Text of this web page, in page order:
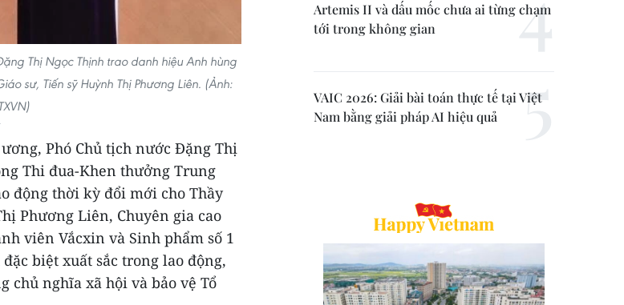
Thị Ngọc Thịnh trao danh hiệu Anh hùng
sư, Tiến sỹ Huỳnh Thị Phương Liên. (Ảnh:
Phó Chủ tịch nước Đặng Thị
Thi đua-Khen thưởng Trung
động thời kỳ đổi mới cho Thầy
Phương Liên, Chuyên gia cao
viên Vắcxin và Sinh phẩm số 1
biệt xuất sắc trong lao động,
chủ nghĩa xã hội và bảo vệ Tổ
Artemis II và dấu mốc chưa ai từng chạm
tới trong không gian
VAIC 2026: Giải bài toán thực tế tại Việt
Nam bằng giải pháp AI hiệu quả